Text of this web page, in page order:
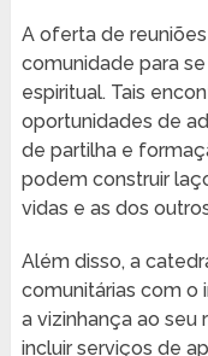
A oferta de
comunidade para
espiritual. Tais
oportunidades de
de partilha e
podem construir
vidas e as dos
Além disso, a
comunitárias com o
a vizinhança ao seu
incluir serviços de